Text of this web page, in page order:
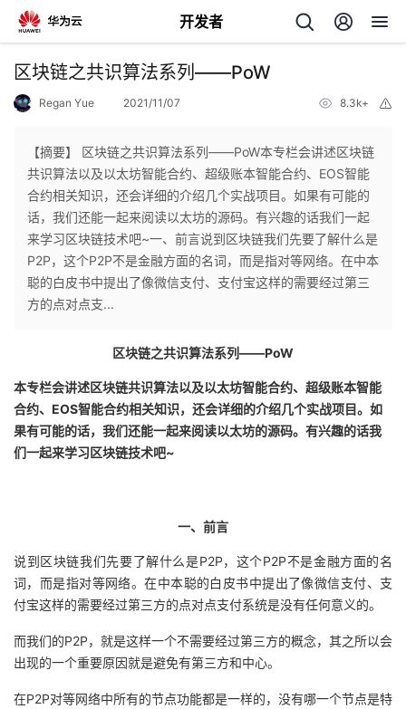
开发者
返
个
人
主
我
的
发
者
博
客
的
论
坛
我
的
圈
子
我
的
直
我
的
我
我
开
发
堂
我
的
课
我
的
我
的
Programs
我
的
我
的
技
术
我
的
云
区块链之共识算法系列——PoW
Regan Yue 2021/11/07 8.3k+
【摘要】 区块链之共识算法系列——PoW本专栏会讲述区块链
共识算法以及以太坊智能合约、超级账本智能合约、EOS智能
合约相关知识，还会详细的介绍几个实战项目。如果有可能的
话，我们还能一起来阅读以太坊的源码。有兴趣的话我们一起
来学习区块链技术吧~一、前言说到区块链我们先要了解什么是
P2P，这个P2P不是金融方面的名词，而是指对等网络。在中本
聪的白皮书中提出了像微信支付、支付宝这样的需要经过第三
方的点对点支...
区块链之共识算法系列——PoW
本专栏会讲述区块链共识算法以及以太坊智能合约、超级账本智能
合约、EOS智能合约相关知识，还会详细的介绍几个实战项目。如
果有可能的话，我们还能一起来阅读以太坊的源码。有兴趣的话我
们一起来学习区块链技术吧~
一、前言
说到区块链我们先要了解什么是P2P，这个P2P不是金融方面的名
词，而是指对等网络。在中本聪的白皮书中提出了像微信支付、支
付宝这样的需要经过第三方的点对点支付系统是没有任何意义的。
而我们的P2P，就是这样一个不需要经过第三方的概念，其之所以会
出现的一个重要原因就是避免有第三方和中心。
在P2P对等网络中所有的节点功能都是一样的，没有哪一个节点是特